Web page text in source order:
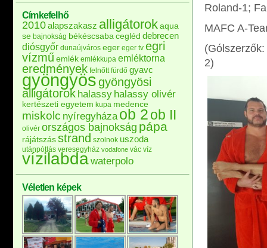
Roland-1;
MAFC A-
2)
Címkefelhő
2010alapszakasz alligátorokaqua
se bajnokság békéscsaba cegléd debrecen
diósgyőr dunaújváros eger eger tv egri
vízműemlék emlékkupa emléktorna
eredmények felnőtt fürdő gyavc
gyöngyösgyöngyösi
alligátorok halassy halassy olivér
kertészeti egyetem kupa medence
miskolc nyíregyháza ob 2ob II
olivér országos bajnokság pápa
rájátszás strand szolnok uszoda
utánpótlás veresegyház vodafone vác víz
vízilabdawaterpolo
Véletlen képek